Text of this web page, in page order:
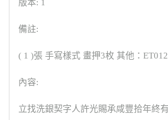
版本: 1
備註:
( 1 )張 手寫樣式 畫押3枚 其他：
內容:
立找洗銀契字人許光賜承咸豐拾年終